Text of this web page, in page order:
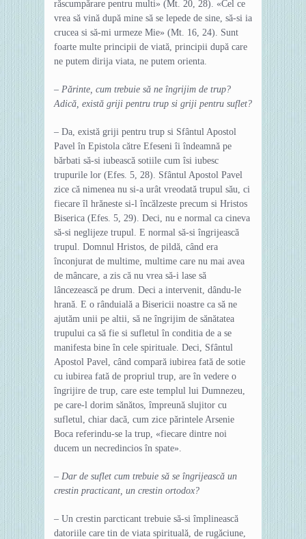
răscumpărare pentru multi» (Mt. 20, 28). «Cel ce
vrea să vină după mine să se lepede de sine, să-si ia
crucea si să-mi urmeze Mie» (Mt. 16, 24). Sunt
foarte multe principii de viată, principii după care
ne putem dirija viata, ne putem orienta.
– Părinte, cum trebuie să ne îngrijim de trup?
Adică, există griji pentru trup si griji pentru suflet?
– Da, există griji pentru trup si Sfântul Apostol
Pavel în Epistola către Efeseni îi îndeamnă pe
bărbati să-si iubească sotiile cum îsi iubesc
trupurile lor (Efes. 5, 28). Sfântul Apostol Pavel
zice că nimenea nu si-a urât vreodată trupul său, ci
fiecare îl hrăneste si-l încălzeste precum si Hristos
Biserica (Efes. 5, 29). Deci, nu e normal ca cineva
să-si neglijeze trupul. E normal să-si îngrijească
trupul. Domnul Hristos, de pildă, când era
înconjurat de multime, multime care nu mai avea
de mâncare, a zis că nu vrea să-i lase să
lâncezească pe drum. Deci a intervenit, dându-le
hrană. E o rânduială a Bisericii noastre ca să ne
ajutăm unii pe altii, să ne îngrijim de sănătatea
trupului ca să fie si sufletul în conditia de a se
manifesta bine în cele spirituale. Deci, Sfântul
Apostol Pavel, când compară iubirea fată de sotie
cu iubirea fată de propriul trup, are în vedere o
îngrijire de trup, care este templul lui Dumnezeu,
pe care-l dorim sănătos, împreună slujitor cu
sufletul, chiar dacă, cum zice părintele Arsenie
Boca referindu-se la trup, «fiecare dintre noi
ducem un necredincios în spate».
– Dar de suflet cum trebuie să se îngrijească un
crestin practicant, un crestin ortodox?
– Un crestin parcticant trebuie să-si împlinească
datoriile care tin de viata spirituală, de rugăciune,